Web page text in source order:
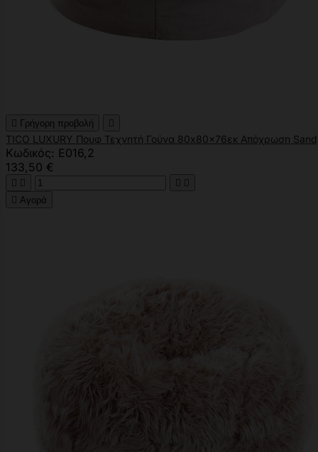
 Γρήγορη προβολή 
TICO LUXURY Πουφ Τεχνητή Γούνα 80x80x76εκ Απόχρωση
Κωδικός: Ε016,2
133,50 €
   
 Αγορά